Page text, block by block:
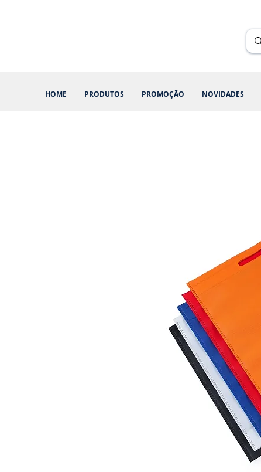
HOME PRODUTOS PROMOÇÃO NOVIDADES